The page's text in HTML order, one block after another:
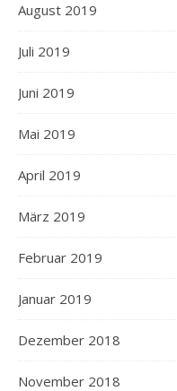
August 2019
Juli 2019
Juni 2019
Mai 2019
April 2019
März 2019
Februar 2019
Januar 2019
Dezember 2018
November 2018